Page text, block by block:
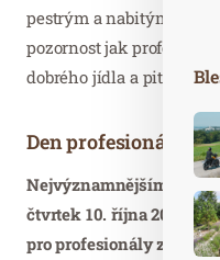
pestrým a nabitým
pozornost jak
dobrého jídla a pití z
Den profesionálů
Nejvýznamnějším dnem
čtvrtek 10. října 2019,
pro profesionály z